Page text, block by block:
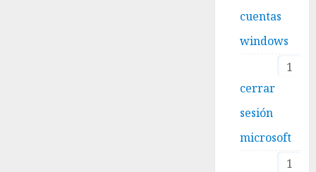
cuentas
windows
1
cerrar
sesión
microsoft
1